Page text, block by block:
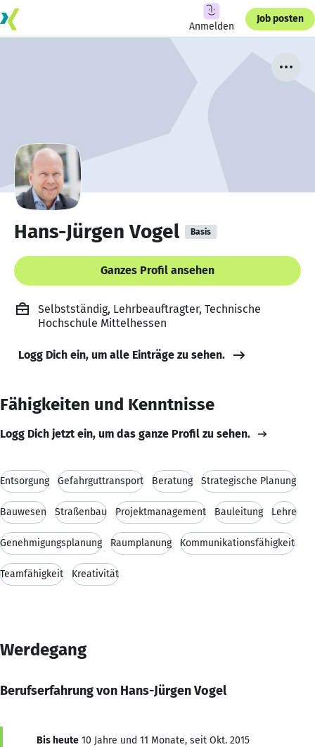
Anmelden
Job posten
Hans-Jürgen Vogel Basis
Ganzes Profil ansehen
Selbstständig, Lehrbeauftragter, Technische
Hochschule Mittelhessen
Logg Dich ein, um alle Einträge zu sehen.
Fähigkeiten und Kenntnisse
Logg Dich jetzt ein, um das ganze Profil zu sehen.
Entsorgung Gefahrguttransport Beratung Strategische Planung
Bauwesen Straßenbau Projektmanagement Bauleitung Lehre
Genehmigungsplanung Raumplanung Kommunikationsfähigkeit
Teamfähigkeit Kreativität
Werdegang
Berufserfahrung von Hans-Jürgen Vogel
Bis heute 10 Jahre und 11 Monate, seit Okt. 2015